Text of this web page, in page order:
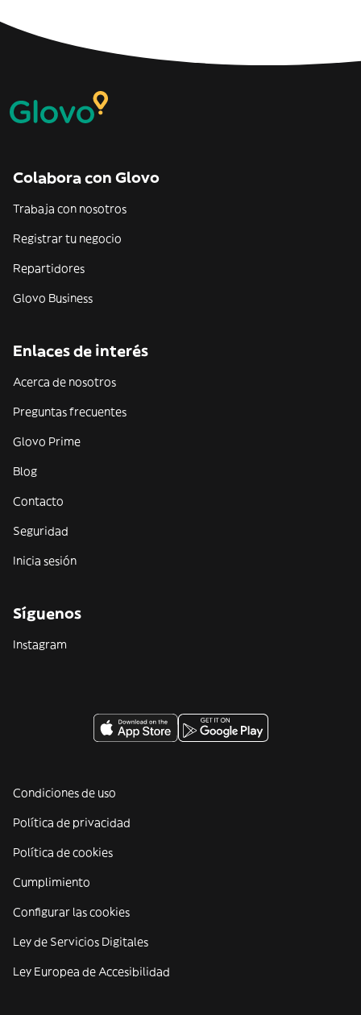
Colabora con Glovo
Trabaja con nosotros
Registrar tu negocio
Repartidores
Glovo Business
Enlaces de interés
Acerca de nosotros
Preguntas frecuentes
Glovo Prime
Blog
Contacto
Seguridad
Inicia sesión
Síguenos
Instagram
Condiciones de uso
Política de privacidad
Política de cookies
Cumplimiento
Configurar las cookies
Ley de Servicios Digitales
Ley Europea de Accesibilidad